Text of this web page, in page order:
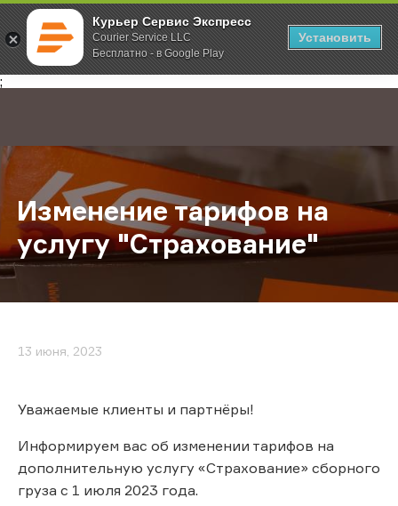
Курьер Сервис Экспресс
Courier Service LLC
Бесплатно - в Google Play
Установить
;
Главная О компании Новости Изменение тарифов на услугу
Изменение тарифов на
услугу "Страхование"
13 июня, 2023
Уважаемые клиенты и партнёры!
Информируем вас об изменении тарифов на
дополнительную услугу «Страхование» сборного
груза с 1 июля 2023 года.